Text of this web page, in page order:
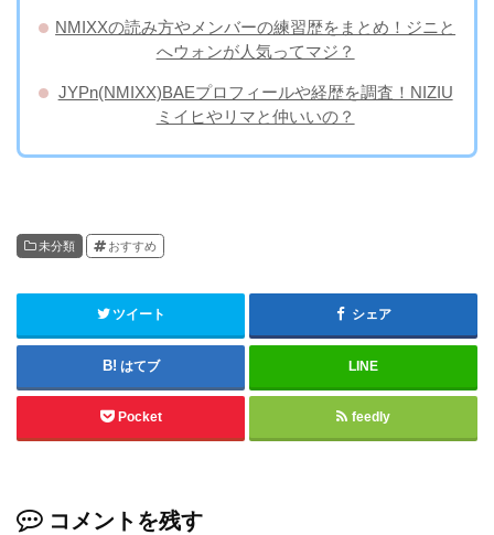
NMIXXの読み方やメンバーの練習歴をまとめ！ジニと
へウォンが人気ってマジ？
JYPn(NMIXX)BAEプロフィールや経歴を調査！NIZIU
ミイヒやリマと仲いいの？
未分類 おすすめ
ツイート シェア
はてブ LINE
Pocket feedly
コメントを残す